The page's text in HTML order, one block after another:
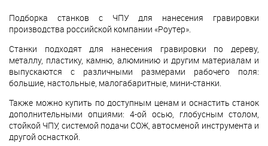
Подборка станков с ЧПУ для нанесения гравировки
производства российской компании «Роутер».
Станки подходят для нанесения гравировки по дереву,
металлу, пластику, камню, алюминию и другим материалам и
выпускаются с различными размерами рабочего поля:
большие, настольные, малогабаритные, мини-станки.
Также можно купить по доступным ценам и оснастить станок
дополнительными опциями: 4-ой осью, глобусным столом,
стойкой ЧПУ, системой подачи СОЖ, автосменой инструмента и
другой оснасткой.